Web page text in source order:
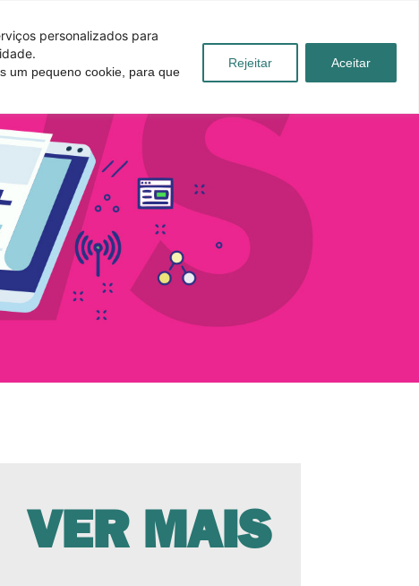
personalizados para
um pequeno cookie, para que
Rejeitar Aceitar
dúvidas Blog Contato
VER MAIS